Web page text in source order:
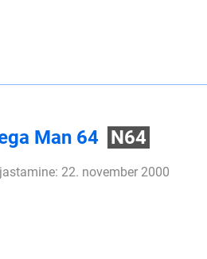
Man 64 N64
22. november 2000